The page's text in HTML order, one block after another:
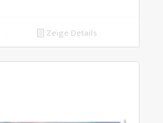
Zeige Details